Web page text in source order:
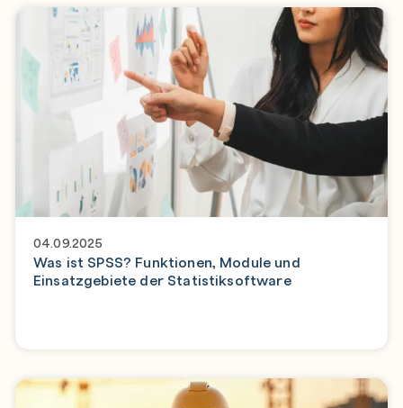
04.09.2025
Was ist SPSS? Funktionen, Module und
Einsatzgebiete der Statistiksoftware